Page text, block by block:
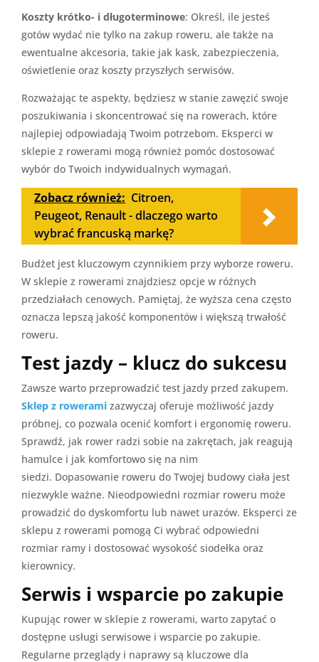
Koszty krótko- i długoterminowe: Określ, ile jesteś
gotów wydać nie tylko na zakup roweru, ale także na
ewentualne akcesoria, takie jak kask, zabezpieczenia,
oświetlenie oraz koszty przyszłych serwisów.
Rozważając te aspekty, będziesz w stanie zawęzić swoje
poszukiwania i skoncentrować się na rowerach, które
najlepiej odpowiadają Twoim potrzebom. Eksperci w
sklepie z rowerami mogą również pomóc dostosować
wybór do Twoich indywidualnych wymagań.
Zobacz również: Citroen,
Peugeot, Renault - dlaczego warto
wybrać francuską markę?
Budżet jest kluczowym czynnikiem przy wyborze roweru.
W sklepie z rowerami znajdziesz opcje w różnych
przedziałach cenowych. Pamiętaj, że wyższa cena często
oznacza lepszą jakość komponentów i większą trwałość
roweru.
Test jazdy – klucz do sukcesu
Zawsze warto przeprowadzić test jazdy przed zakupem.
Sklep z rowerami zazwyczaj oferuje możliwość jazdy
próbnej, co pozwala ocenić komfort i ergonomię roweru.
Sprawdź, jak rower radzi sobie na zakrętach, jak reagują
hamulce i jak komfortowo się na nim
siedzi. Dopasowanie roweru do Twojej budowy ciała jest
niezwykle ważne. Nieodpowiedni rozmiar roweru może
prowadzić do dyskomfortu lub nawet urazów. Eksperci ze
sklepu z rowerami pomogą Ci wybrać odpowiedni
rozmiar ramy i dostosować wysokość siodełka oraz
kierownicy.
Serwis i wsparcie po zakupie
Kupując rower w sklepie z rowerami, warto zapytać o
dostępne usługi serwisowe i wsparcie po zakupie.
Regularne przeglądy i naprawy są kluczowe dla